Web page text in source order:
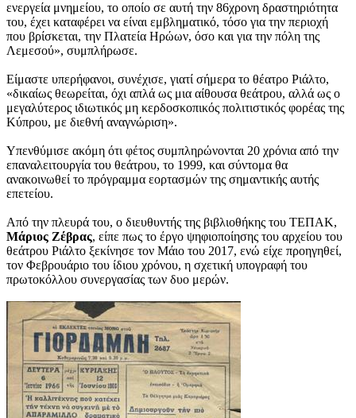
ενεργεία μνημείου, το οποίο σε αυτή την 86χρονη δραστηριότητα
του, έχει καταφέρει να είναι εμβληματικό, τόσο για την περιοχή
που βρίσκεται, την Πλατεία Ηρώων, όσο και για την πόλη της
Λεμεσού», συμπλήρωσε.
Είμαστε υπερήφανοι, συνέχισε, γιατί σήμερα το θέατρο Ριάλτο,
«δικαίως θεωρείται, όχι απλά ως μια αίθουσα θεάτρου, αλλά ως ο
μεγαλύτερος ιδιωτικός μη κερδοσκοπικός πολιτιστικός φορέας της
Κύπρου, με διεθνή αναγνώριση».
Υπενθύμισε ακόμη ότι φέτος συμπληρώνονται 20 χρόνια από την
επαναλειτουργία του θεάτρου, το 1999, και σύντομα θα
ανακοινωθεί το πρόγραμμα εορτασμών της σημαντικής αυτής
επετείου.
Από την πλευρά του, ο διευθυντής της βιβλιοθήκης του ΤΕΠΑΚ,
Μάριος Ζέβρας, είπε πως το έργο ψηφιοποίησης του αρχείου του
θεάτρου Ριάλτο ξεκίνησε τον Μάιο του 2017, ενώ είχε προηγηθεί,
τον Φεβρουάριο του ίδιου χρόνου, η σχετική υπογραφή του
πρωτοκόλλου συνεργασίας των δυο μερών.